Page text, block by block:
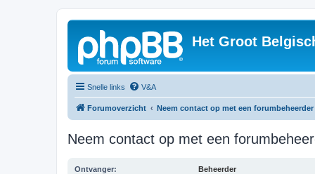
Het Groot
Snelle links V&A
Forumoverzicht Neem contact op met een forumbeheerder
Neem contact op met een
Ontvanger: Beheerder